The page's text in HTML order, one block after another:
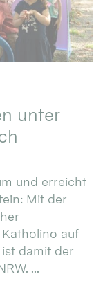
unter
und erreicht
Mit der
auf
damit der
...